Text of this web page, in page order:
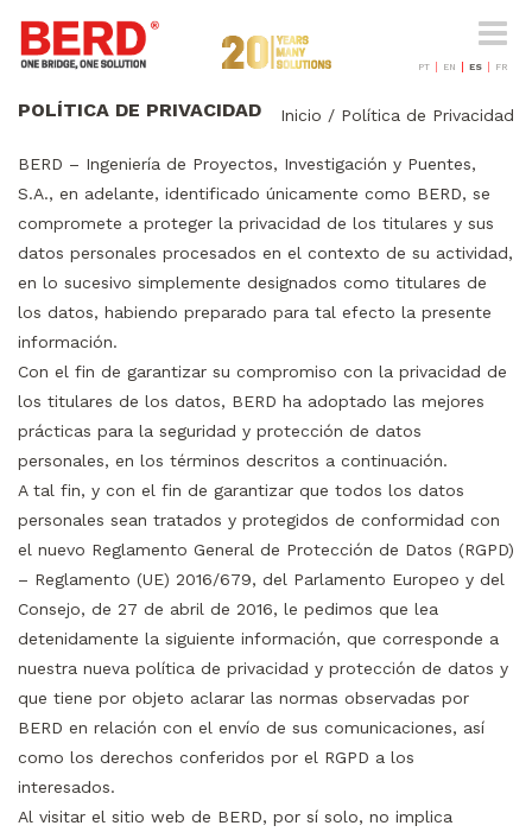
PT EN ES FR
POLÍTICA DE PRIVACIDAD Inicio / Política de Privacidad
BERD – Ingeniería de Proyectos, Investigación y Puentes,
S.A., en adelante, identificado únicamente como BERD, se
compromete a proteger la privacidad de los titulares y sus
datos personales procesados en el contexto de su actividad,
en lo sucesivo simplemente designados como titulares de
los datos, habiendo preparado para tal efecto la presente
información.
Con el fin de garantizar su compromiso con la privacidad de
los titulares de los datos, BERD ha adoptado las mejores
prácticas para la seguridad y protección de datos
personales, en los términos descritos a continuación.
A tal fin, y con el fin de garantizar que todos los datos
personales sean tratados y protegidos de conformidad con
el nuevo Reglamento General de Protección de Datos (RGPD)
– Reglamento (UE) 2016/679, del Parlamento Europeo y del
Consejo, de 27 de abril de 2016, le pedimos que lea
detenidamente la siguiente información, que corresponde a
nuestra nueva política de privacidad y protección de datos y
que tiene por objeto aclarar las normas observadas por
BERD en relación con el envío de sus comunicaciones, así
como los derechos conferidos por el RGPD a los
interesados.
Al visitar el sitio web de BERD, por sí solo, no implica